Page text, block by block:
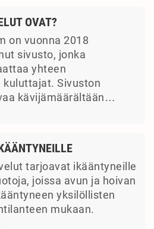
OVAT?
on vuonna 2018
sivusto, jonka
yhteen
Sivuston
kävijämäärältään…
tarjoavat ikääntyneille
joissa avun ja hoivan
yksilöllisten
mukaan.